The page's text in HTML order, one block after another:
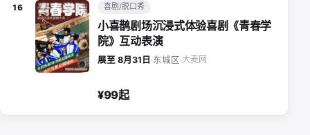
16 喜剧/脱口秀
小喜鹊剧场沉浸式体验喜剧《青春学
院》互动表演
展至 8月31日 ·东城区·大麦网
¥99起